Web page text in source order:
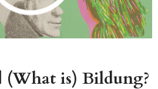
is) Bildung?